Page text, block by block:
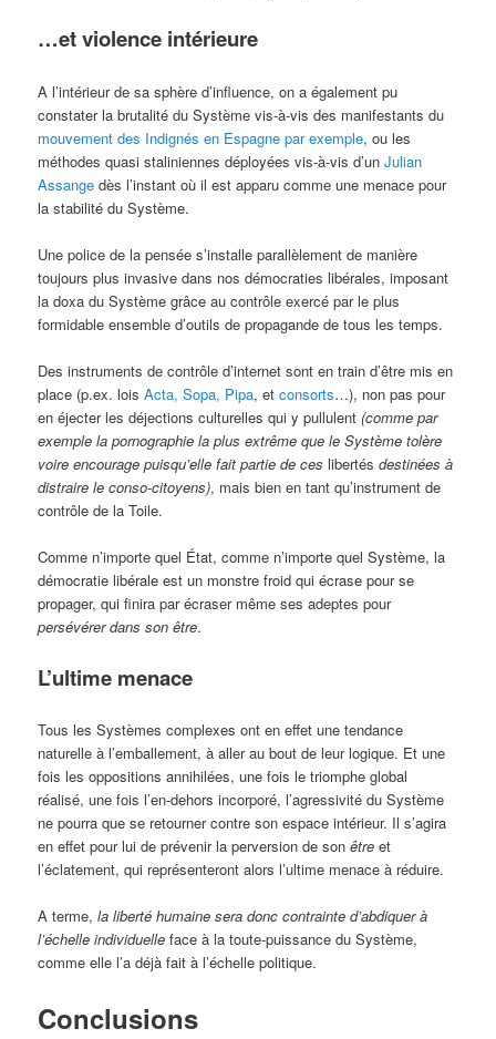
…et violence intérieure
A l’intérieur de sa sphère d’influence, on a également pu
constater la brutalité du Système vis-à-vis des manifestants du
mouvement des Indignés en Espagne par exemple, ou les
méthodes quasi staliniennes déployées vis-à-vis d’unJulian
Assange dès l’instant où il est apparu comme une menace pour
la stabilité du Système.
Une police de la pensée s’installe parallèlement de manière
toujours plus invasive dans nos démocraties libérales, imposant
la doxa du Système grâce au contrôle exercé par le plus
formidable ensemble d’outils de propagande de tous les temps.
Des instruments de contrôle d’internet sont en train d’être mis en
place (p.ex. loisActa, Sopa, Pipa, etconsorts…), non pas pour
en éjecter les déjections culturelles qui y pullulent(comme par
exemple la pornographie la plus extrême que le Système tolère
voire encourage puisqu’elle fait partie de ceslibertés destinées à
distraire le conso-citoyens), mais bien en tant qu’instrument de
contrôle de la Toile.
Comme n’importe quel État, comme n’importe quel Système, la
démocratie libérale est un monstre froid qui écrase pour se
propager, qui finira par écraser même ses adeptes pour
persévérer dans son être.
L’ultime menace
Tous les Systèmes complexes ont en effet une tendance
naturelle à l’emballement, à aller au bout de leur logique. Et une
fois les oppositions annihilées, une fois le triomphe global
réalisé, une fois l’en-dehors incorporé, l’agressivité du Système
ne pourra que se retourner contre son espace intérieur. Il s’agira
en effet pour lui de prévenir la perversion de sonêtre et
l’éclatement, qui représenteront alors l’ultime menace à réduire.
A terme,la liberté humaine sera donc contrainte d’abdiquer à
l’échelle individuelle face à la toute-puissance du Système,
comme elle l’a déjà fait à l’échelle politique.
Conclusions